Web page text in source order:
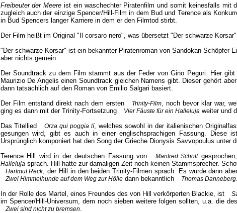
Freibeuter der Meere ist ein waschechter Piratenfilm und somit keinesfalls mit
zugleich auch der einzige Spencer/Hill-Film in dem Bud und Terence als
in Bud Spencers langer Karriere in dem er den Filmtod stirbt.
Der Film heißt im Original "Il corsaro nero", was übersetzt "Der schwarze
"Der schwarze Korsar" ist ein bekannter Piratenroman von Sandokan-Schöpfer
aber nichts gemein.
Der Soundtrack zu dem Film stammt aus der Feder von Gino Peguri. Hier
Maurizio De Angelis einen Soundtrack gleichen Namens gibt. Dieser gehört
dann tatsächlich auf den Roman von Emilio Salgari basiert.
Der Film entstand direkt nach dem ersten
Trinity-Film, noch bevor klar war,
ging es dann mit der Trinity-Fortsetzung
Vier Fäuste für ein Hallelujaweiter und
Das Titellied
Orza qui poggia lí, welches sowohl in der italienischen
gesungen wird, gibt es auch in einer englischsprachigen Fassung. Diese
Ursprünglich komponiert hat den Song der Grieche Dionysis Savvopoulus unter
Terence Hill wird in der deutschen Fassung von
Manfred Schott
Hallelujasprach. Hill hatte zur damaligen Zeit noch keinen Stammsprecher.
Hartmut Reck, der Hill in den beiden Trinity-Filmen sprach. Es wurde dann
Zwei Himmelhunde auf dem Weg zur Hölledann bekanntlich Thomas Danneberg.
In der Rolle des Martel, eines Freundes des von Hill verkörperten Blackie, ist
im Spencer/Hill-Universum, dem noch sieben weitere folgen sollten, u.a. die
Zwei sind nicht zu bremsen.